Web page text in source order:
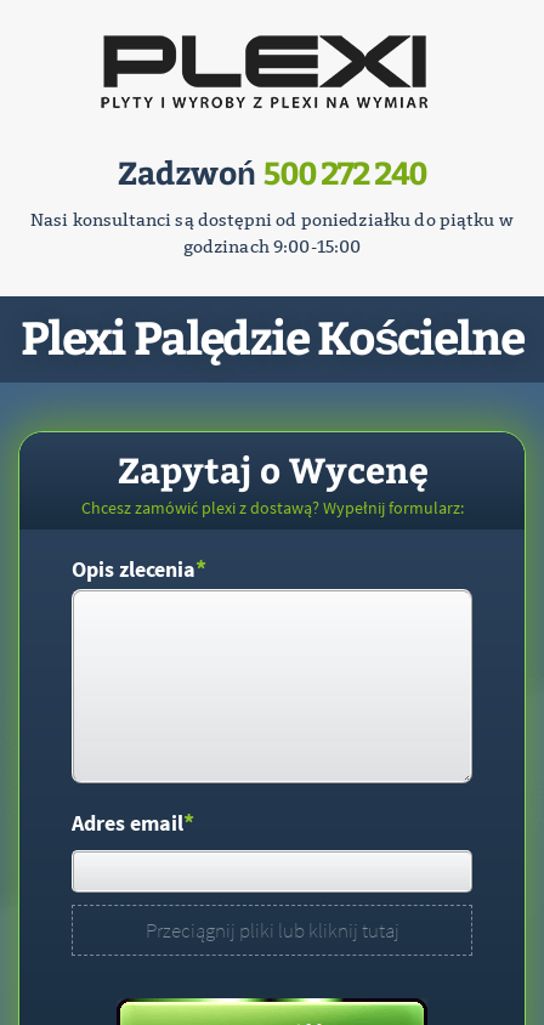
Zadzwoń 500 272 240
Nasi konsultanci są dostępni od poniedziałku do piątku w
godzinach 9:00-15:00
Plexi Palędzie Kościelne
Zapytaj o Wycenę
Chcesz zamówić plexi z dostawą? Wypełnij formularz:
Opis zlecenia*
Adres email*
Przeciągnij pliki lub kliknij tutaj